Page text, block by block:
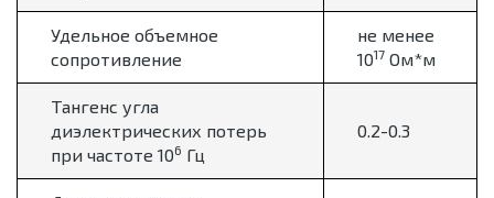
Удельное объемное
сопротивление
не менее
1017 Ом*м
Тангенс угла
диэлектрических потерь
при частоте 106 Гц
0.2-0.3